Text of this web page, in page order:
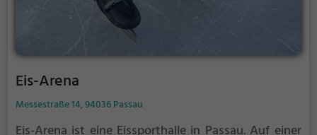
Eis-Arena
Messestraße 14, 94036 Passau
Eis-Arena ist eine Eissporthalle in Passau. Auf einer